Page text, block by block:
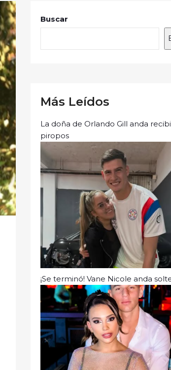
Buscar
Más Leídos
La doña de Orlando Gill anda
piropos
¡Se terminó! Vane Nicole anda